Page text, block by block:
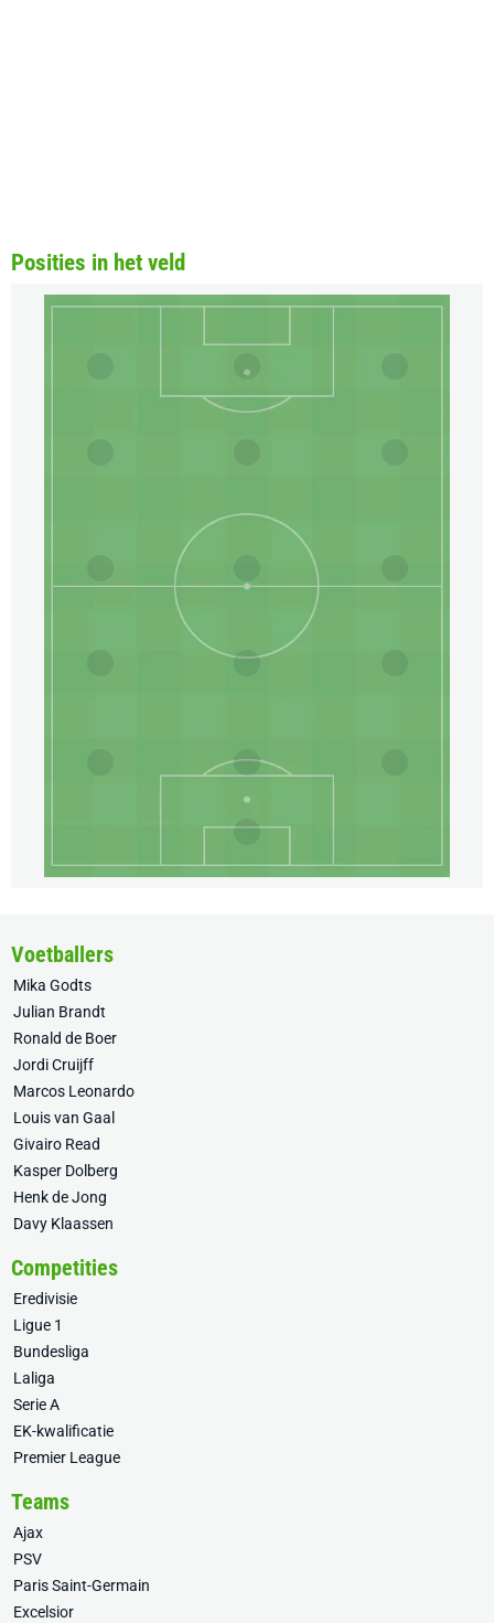
Posities in het veld
Voetballers
Mika Godts
Julian Brandt
Ronald de Boer
Jordi Cruijff
Marcos Leonardo
Louis van Gaal
Givairo Read
Kasper Dolberg
Henk de Jong
Davy Klaassen
Competities
Eredivisie
Ligue 1
Bundesliga
Laliga
Serie A
EK-kwalificatie
Premier League
Teams
Ajax
PSV
Paris Saint-Germain
Excelsior